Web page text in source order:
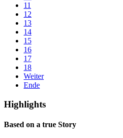
11
12
13
14
15
16
17
18
Weiter
Ende
Highlights
Based on a true Story